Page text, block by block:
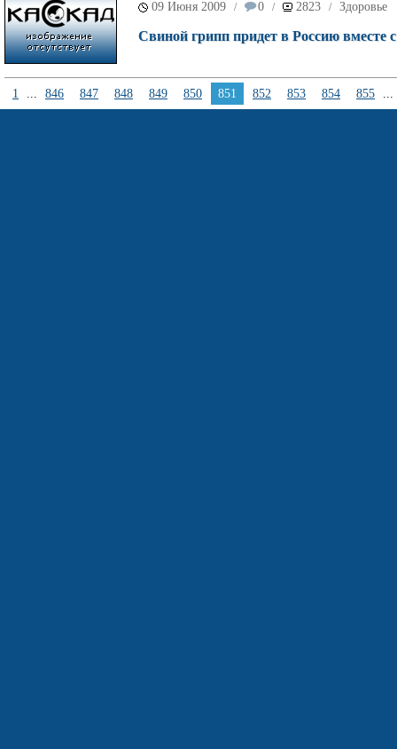
09 Июня 2009 / 0 / 2823 / Здоровье
Свиной грипп придет в Россию вместе
1 ... 846 847 848 849 850 851 852 853 854 855 ...